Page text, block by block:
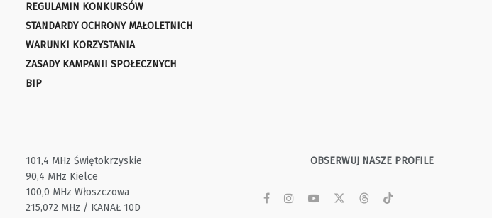
REGULAMIN KONKURSÓW
STANDARDY OCHRONY MAŁOLETNICH
WARUNKI KORZYSTANIA
ZASADY KAMPANII SPOŁECZNYCH
BIP
101,4 MHz Świętokrzyskie
90,4 MHz Kielce
100,0 MHz Włoszczowa
215,072 MHz / KANAŁ 10D
OBSERWUJ NASZE PROFILE